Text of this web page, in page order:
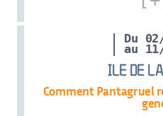
| Du
ILE DE
| au
Comment Pantagruel